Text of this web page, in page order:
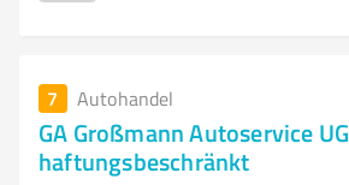
7 Autohandel
GA Großmann Autoservice UG
haftungsbeschränkt